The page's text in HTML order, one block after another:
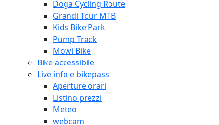
Doga Cycling Route
Grandi Tour MTB
Kids Bike Park
Pump Track
Mowi Bike
Bike accessibile
Live info e bikepass
Aperture orari
Listino prezzi
Meteo
webcam